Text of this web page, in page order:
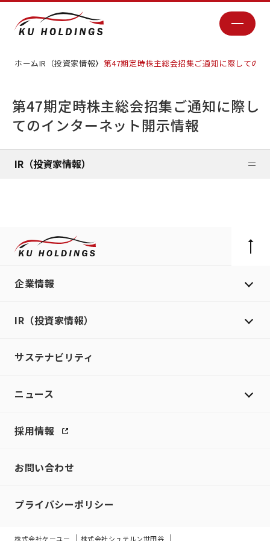
ホームIR（投資家情報） 第47期定時株主総会招集ご通知に際しての
第47期定時株主総会招集ご通知に際し
てのインターネット開示情報
IR（投資家情報）
企業情報
IR（投資家情報）
サステナビリティ
ニュース
採用情報
お問い合わせ
プライバシーポリシー
株式会社ケーユー 株式会社シュテルン世田谷